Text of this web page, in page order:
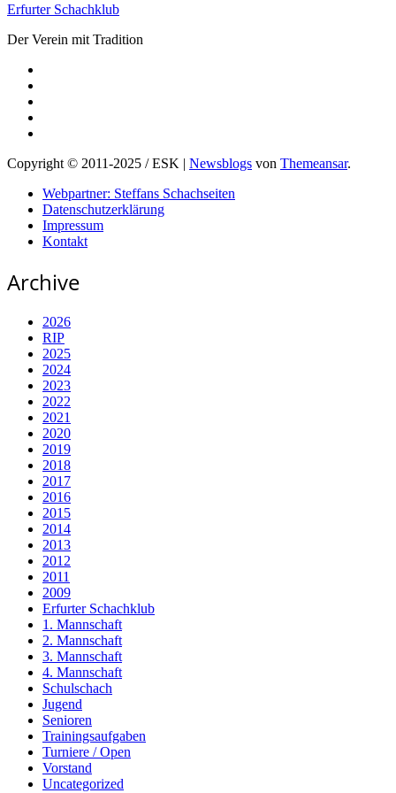
Erfurter Schachklub
Der Verein mit Tradition
Copyright © 2011-2025 / ESK Newsblogs von Themeansar.
Webpartner: Steffans Schachseiten
Datenschutzerklärung
Impressum
Kontakt
Archive
2026
RIP
2025
2024
2023
2022
2021
2020
2019
2018
2017
2016
2015
2014
2013
2012
2011
2009
Erfurter Schachklub
1. Mannschaft
2. Mannschaft
3. Mannschaft
4. Mannschaft
Schulschach
Jugend
Senioren
Trainingsaufgaben
Turniere / Open
Vorstand
Uncategorized